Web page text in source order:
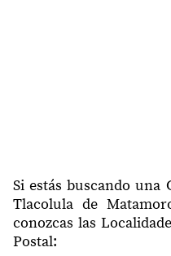
Si estás buscando una
Tlacolula de
conozcas las
Postal: